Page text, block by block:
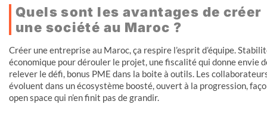
Quels sont les avantages de créer
une société au Maroc ?
Créer une entreprise au Maroc, ça respire l’esprit d’équipe.
économique pour dérouler le projet, une fiscalité qui donne envie
relever le défi, bonus PME dans la boite à outils. Les
évoluent dans un écosystème boosté, ouvert à la progression,
open space qui n’en finit pas de grandir.